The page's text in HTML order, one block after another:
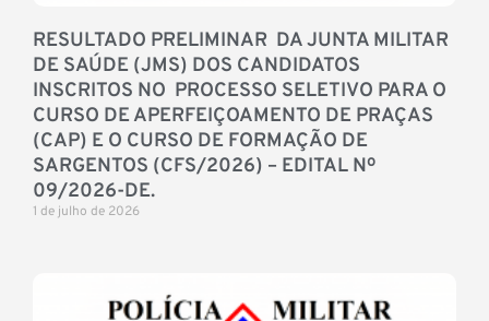
RESULTADO PRELIMINAR DA JUNTA MILITAR
DE SAÚDE (JMS) DOS CANDIDATOS
INSCRITOS NO PROCESSO SELETIVO PARA O
CURSO DE APERFEIÇOAMENTO DE PRAÇAS
(CAP) E O CURSO DE FORMAÇÃO DE
SARGENTOS (CFS/2026) – EDITAL Nº
09/2026-DE.
1 de julho de 2026